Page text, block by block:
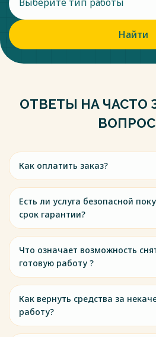
Найти
ОТВЕТЫ НА ЧАСТО
Как оплатить заказ?
Есть ли услуга безопасной
срок гарантии?
Что означает возможность
готовую работу ?
Как вернуть средства за
работу?